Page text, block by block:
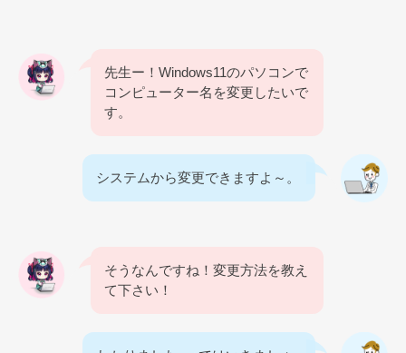
先生ー！Windows11のパソコンで
コンピューター名を変更したいで
す。
システムから変更できますよ～。
そうなんですね！変更方法を教え
て下さい！